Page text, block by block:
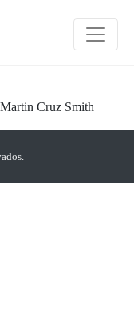
Cruz Smith